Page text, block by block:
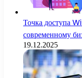
Точка доступа
современному
19.12.2025